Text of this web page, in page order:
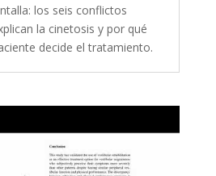
los seis conflictos
la cinetosis y por qué
decide el tratamiento.